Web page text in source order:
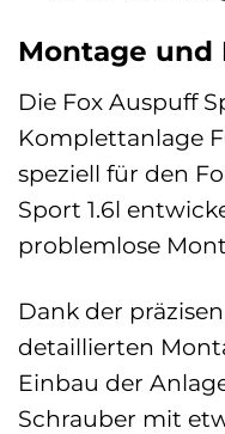
Montage
Die Fox Auspuff
Komplettanlage
speziell für den
Sport 1.6l
problemlose
Dank der
detaillierten
Einbau der
Schrauber mit